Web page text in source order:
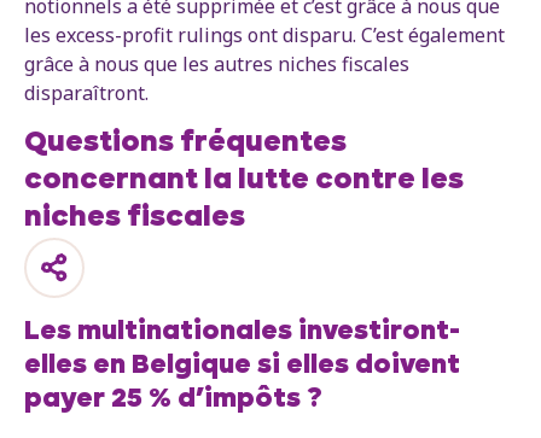
notionnels a été supprimée et c’est grâce à nous que
les excess-profit rulings ont disparu. C’est également
grâce à nous que les autres niches fiscales
disparaîtront.
Questions fréquentes
concernant la lutte contre les
niches fiscales
Les multinationales investiront-
elles en Belgique si elles doivent
payer 25 % d’impôts ?